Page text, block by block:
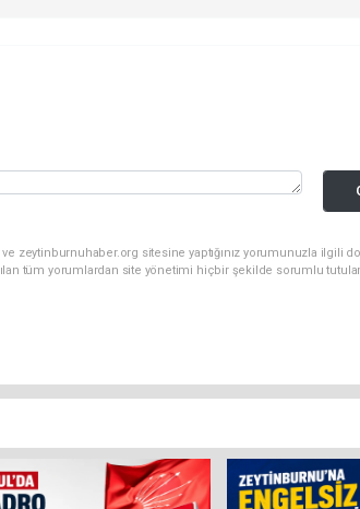
zeytinburnuhaber.org sitesine yaptığınız yorumunuzla ilgili
tüm yorumlardan site yönetimi hiçbir şekilde sorumlu